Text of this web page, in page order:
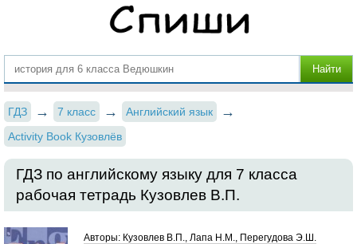
ГДЗ 7 класс
Английский язык
Activity Book Кузовлёв
ГДЗ по английскому языку для 7 класса
рабочая тетрадь Кузовлев В.П.
Авторы: Кузовлев В.П., Лапа Н.М., Перегудова Э.Ш.